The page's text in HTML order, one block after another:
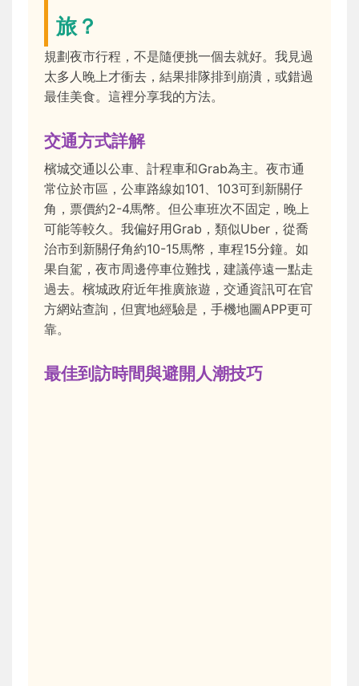
旅？
規劃夜市行程，不是隨便挑一個去就好。我見過
太多人晚上才衝去，結果排隊排到崩潰，或錯過
最佳美食。這裡分享我的方法。
交通方式詳解
檳城交通以公車、計程車和Grab為主。夜市通
常位於市區，公車路線如101、103可到新關仔
角，票價約2-4馬幣。但公車班次不固定，晚上
可能等較久。我偏好用Grab，類似Uber，從喬
治市到新關仔角約10-15馬幣，車程15分鐘。如
果自駕，夜市周邊停車位難找，建議停遠一點走
過去。檳城政府近年推廣旅遊，交通資訊可在官
方網站查詢，但實地經驗是，手機地圖APP更可
靠。
最佳到訪時間與避開人潮技巧